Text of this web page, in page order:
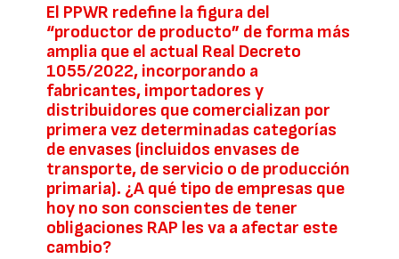
El PPWR redefine la figura del
“productor de producto” de forma más
amplia que el actual Real Decreto
1055/2022, incorporando a
fabricantes, importadores y
distribuidores que comercializan por
primera vez determinadas categorías
de envases (incluidos envases de
transporte, de servicio o de producción
primaria). ¿A qué tipo de empresas que
hoy no son conscientes de tener
obligaciones RAP les va a afectar este
cambio?